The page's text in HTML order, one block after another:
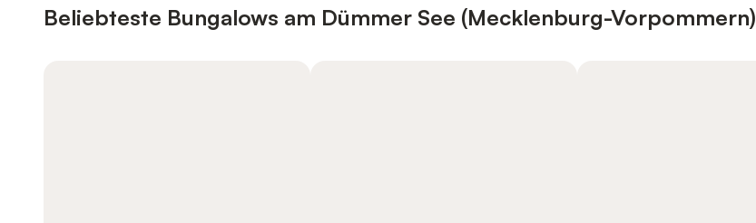
Beliebteste Bungalows am Dümmer See (Mecklenburg-Vorpommern)